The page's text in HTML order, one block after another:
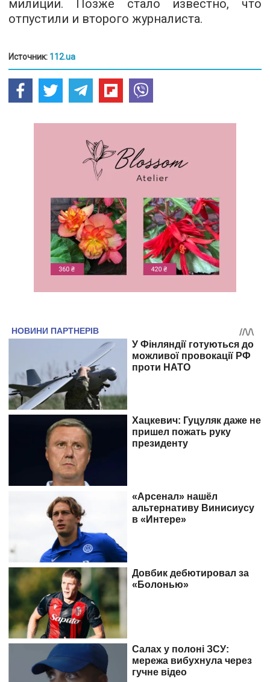
милиции. Позже стало известно, что
отпустили и второго журналиста.
Источник: 112.ua